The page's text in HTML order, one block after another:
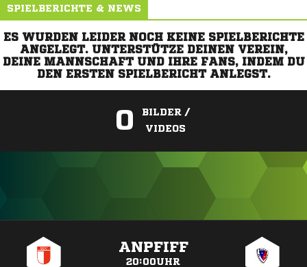
SPIELBERICHTE & NEWS
ES WURDEN LEIDER NOCH KEINE SPIELBERICHTE
ANGELEGT. UNTERSTÜTZE DEINEN VEREIN,
DEINE MANNSCHAFT UND IHRE FANS, INDEM DU
DEN ERSTEN SPIELBERICHT ANLEGST.
0
BILDER /
VIDEOS
ANPFIFF
20:00UHR